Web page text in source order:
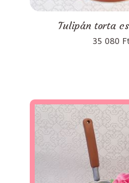
Tulipán torta
35 080